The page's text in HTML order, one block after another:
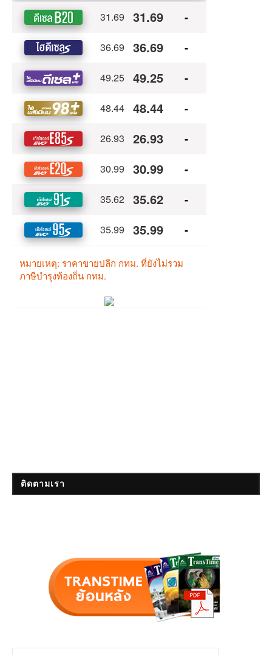
ติดตามเรา